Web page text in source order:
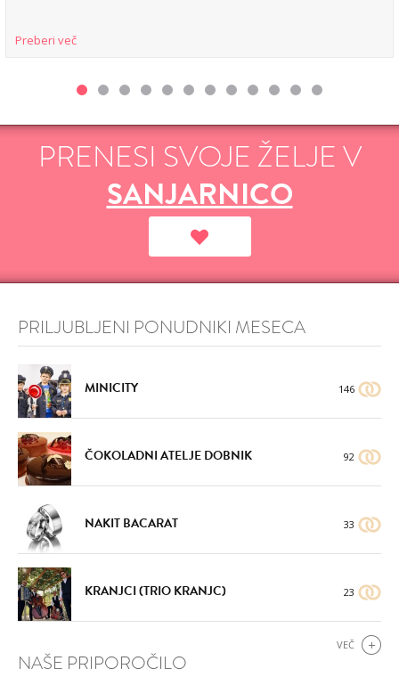
Preberi več
PRENESI SVOJE ŽELJE V
SANJARNICO
PRILJUBLJENI PONUDNIKI MESECA
MINICITY 146
ČOKOLADNI ATELJE DOBNIK 92
NAKIT BACARAT 33
KRANJCI (TRIO KRANJC) 23
VEČ
NAŠE PRIPOROČILO